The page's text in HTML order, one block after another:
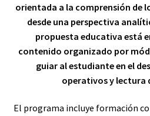
orientada a la comprensión de
desde una perspectiva
propuesta educativa está
contenido organizado por
guiar al estudiante en el
operativos y lectura
El programa incluye formación